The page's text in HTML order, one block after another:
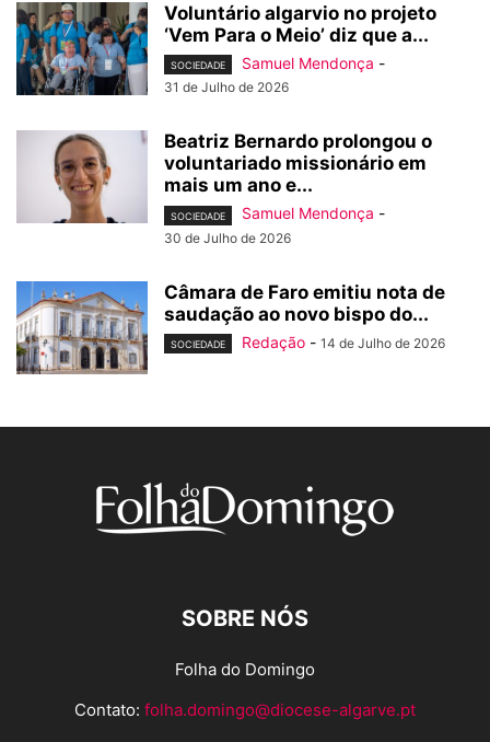
Voluntário algarvio no projeto
‘Vem Para o Meio’ diz que a...
SOCIEDADE Samuel Mendonça -
31 de Julho de 2026
Beatriz Bernardo prolongou o
voluntariado missionário em
mais um ano e...
SOCIEDADE Samuel Mendonça -
30 de Julho de 2026
Câmara de Faro emitiu nota de
saudação ao novo bispo do...
SOCIEDADE Redação - 14 de Julho de 2026
SOBRE NÓS
Folha do Domingo
Contato: folha.domingo@diocese-algarve.pt